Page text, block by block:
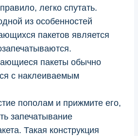
легко спутать.
из особенностей
пакетов является
пакеты обычно
с наклеиваемым
пополам и прижмите его,
запечатывание
Такая конструкция